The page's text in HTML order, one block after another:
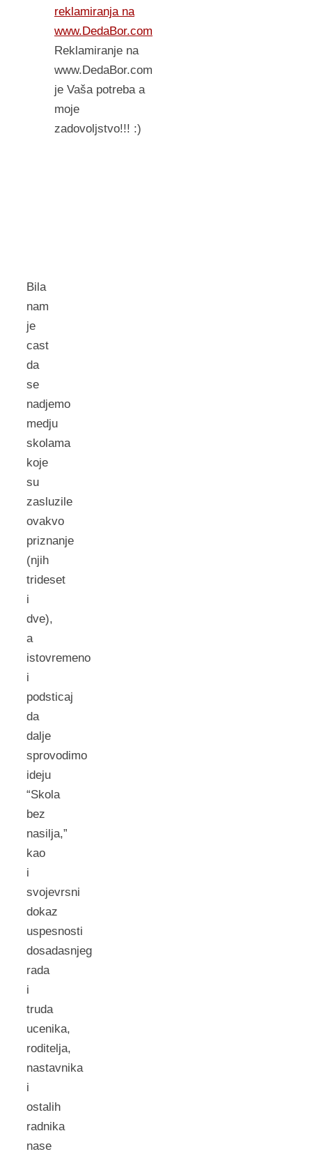
Bila
nam
je
cast
da
se
nadjemo
medju
skolama
koje
su
zasluzile
ovakvo
priznanje
(njih
trideset
i
dve),
a
istovremeno
i
podsticaj
da
dalje
sprovodimo
ideju
“Skola
bez
nasilja,”
kao
i
svojevrsni
dokaz
uspesnosti
dosadasnjeg
rada
i
truda
ucenika,
roditelja,
nastavnika
i
ostalih
radnika
nase
reklamiranja na
www.DedaBor.com
Reklamiranje na
www.DedaBor.com
je Vaša potreba a
moje
zadovoljstvo!!! :)